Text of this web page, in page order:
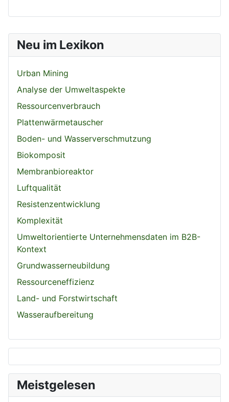
Neu im Lexikon
Urban Mining
Analyse der Umweltaspekte
Ressourcenverbrauch
Plattenwärmetauscher
Boden- und Wasserverschmutzung
Biokomposit
Membranbioreaktor
Luftqualität
Resistenzentwicklung
Komplexität
Umweltorientierte Unternehmensdaten im B2B-
Kontext
Grundwasserneubildung
Ressourceneffizienz
Land- und Forstwirtschaft
Wasseraufbereitung
Meistgelesen